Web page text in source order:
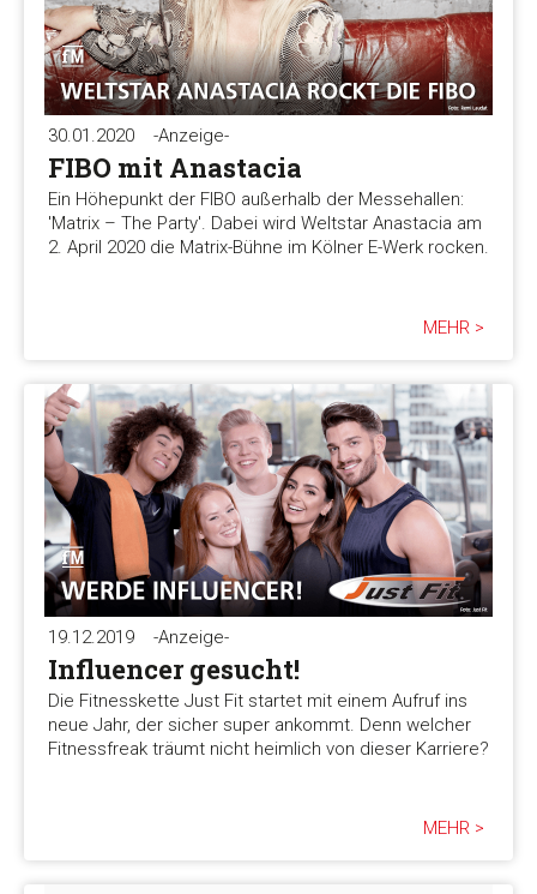
30.01.2020 -Anzeige-
FIBO mit Anastacia
Ein Höhepunkt der FIBO außerhalb der Messehallen:
'Matrix – The Party'. Dabei wird Weltstar Anastacia am
2. April 2020 die Matrix-Bühne im Kölner E-Werk rocken.
MEHR >
19.12.2019 -Anzeige-
Influencer gesucht!
Die Fitnesskette Just Fit startet mit einem Aufruf ins
neue Jahr, der sicher super ankommt. Denn welcher
Fitnessfreak träumt nicht heimlich von dieser Karriere?
MEHR >